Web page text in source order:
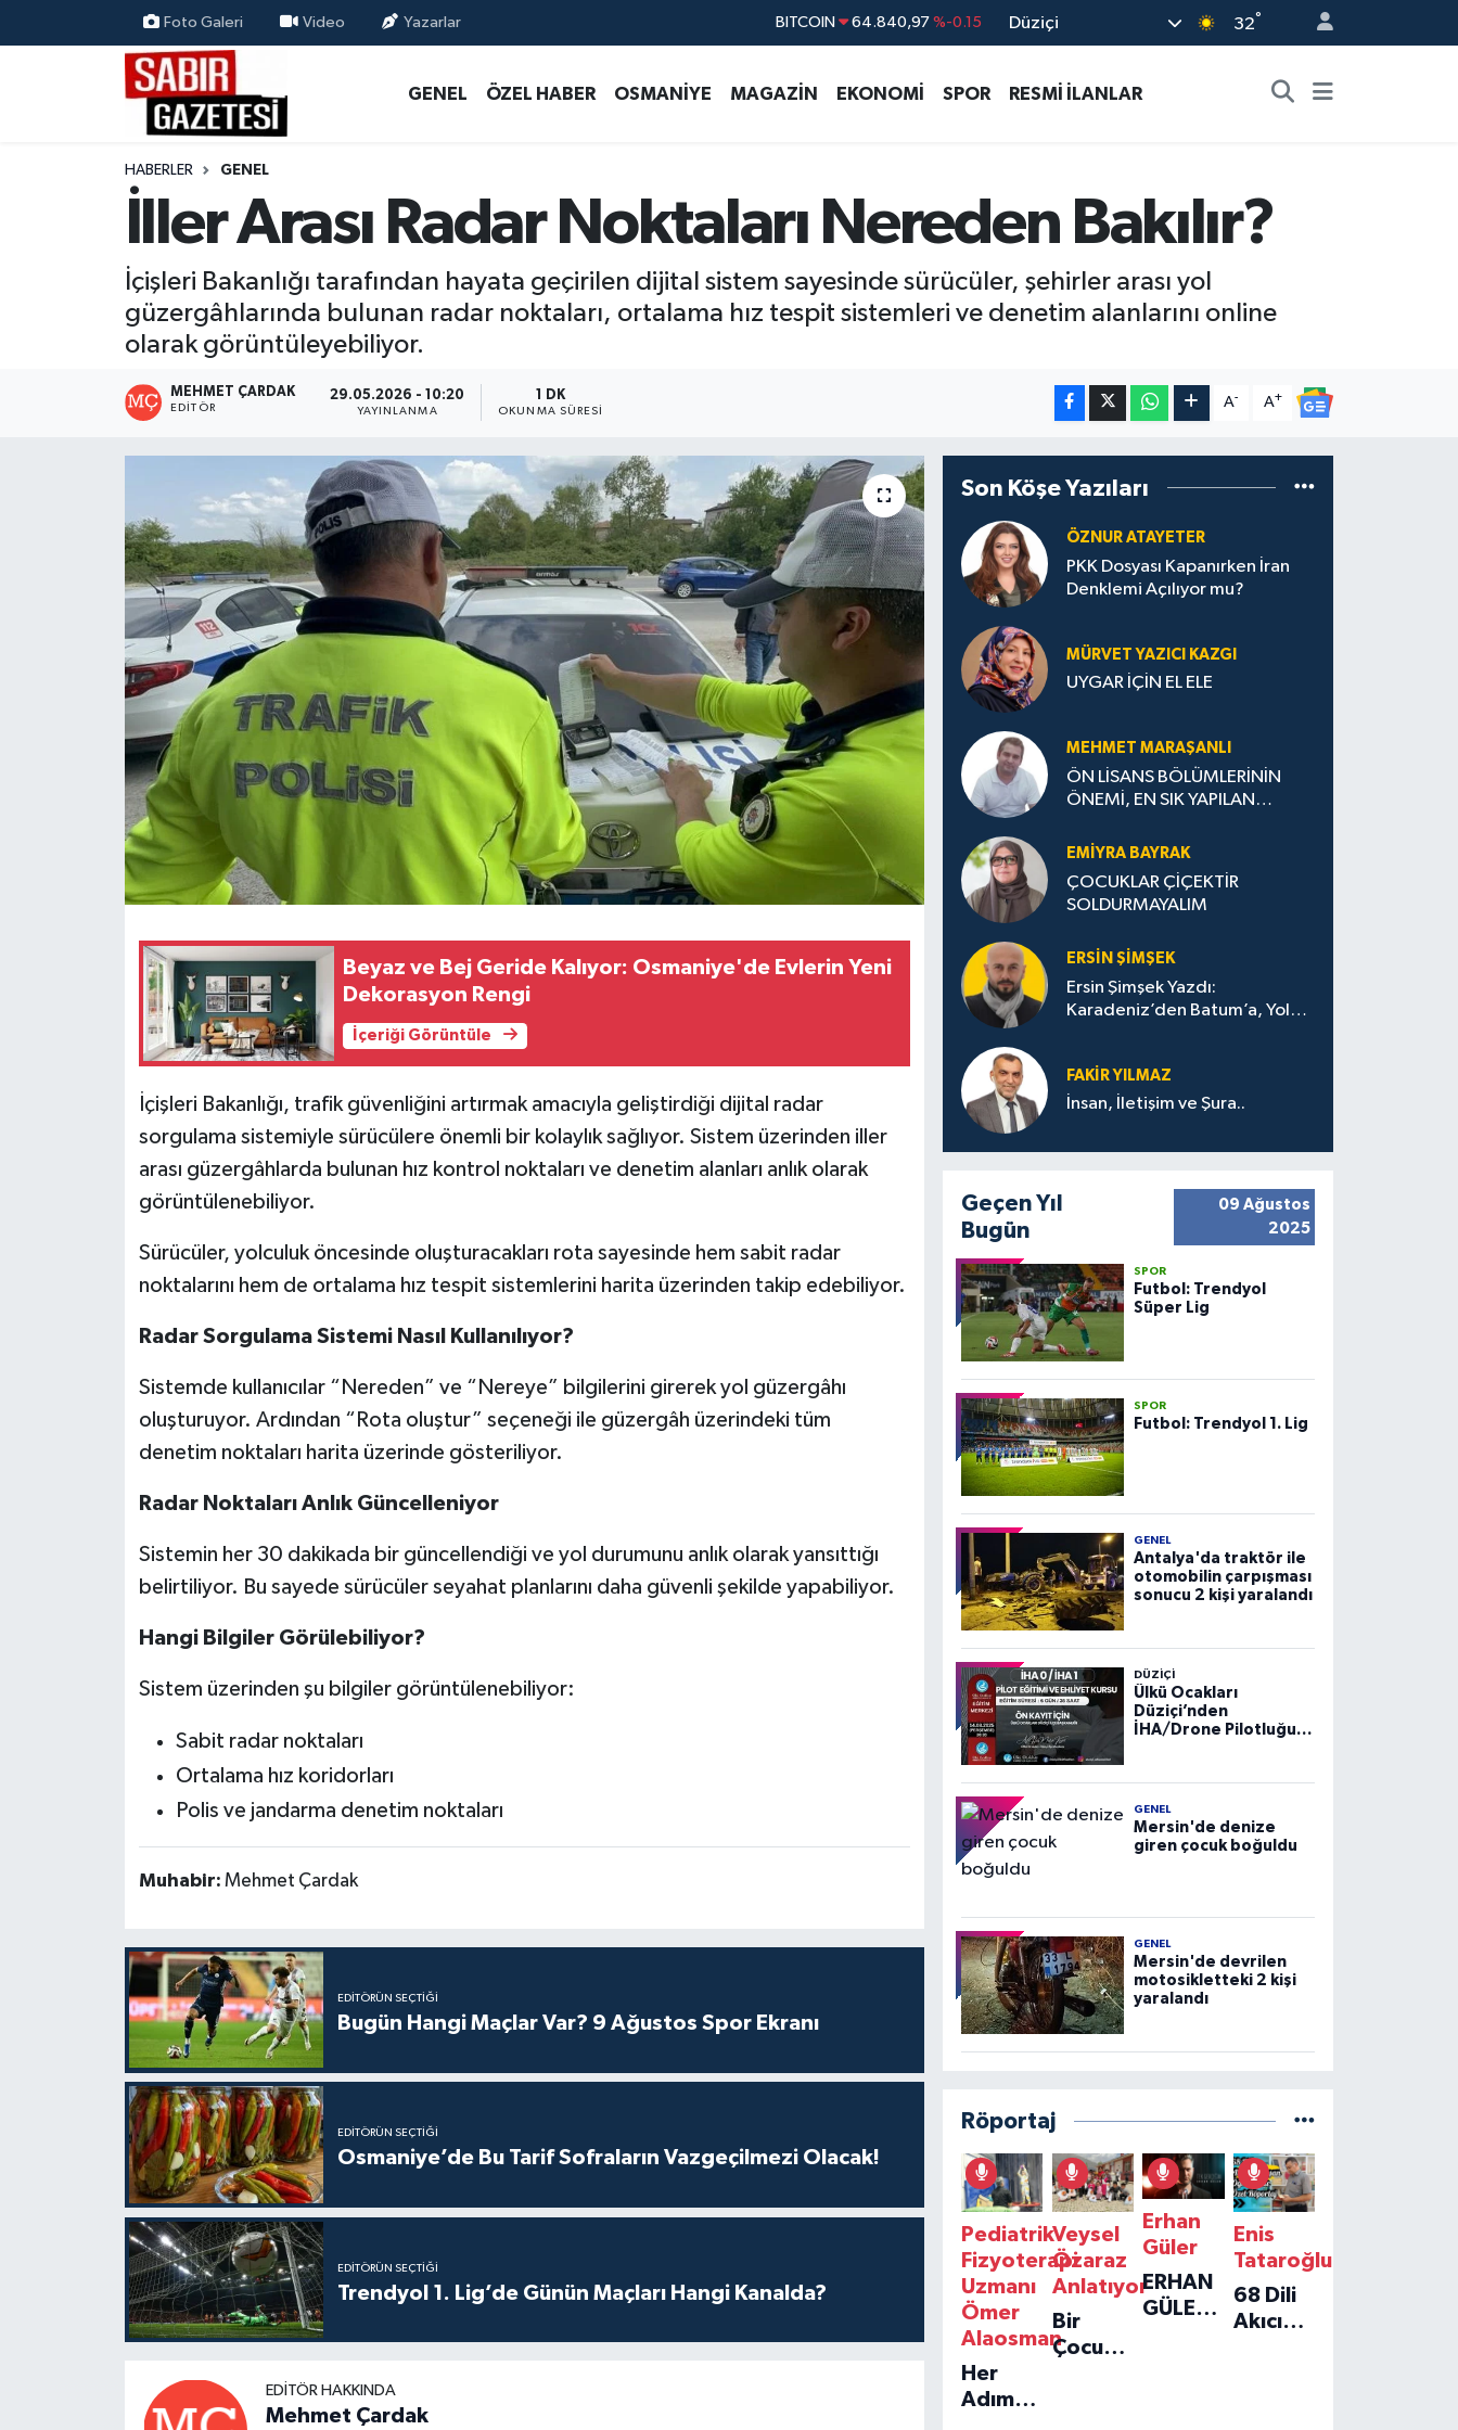
Foto Galeri Video Yazarlar DOLAR 47,7436 %0.18 Düziçi 32°
GENEL ÖZEL HABER OSMANİYE MAGAZİN EKONOMİ SPOR RESMİ İLANLAR
HABERLER GENEL
İller Arası Radar Noktaları Nereden Bakılır?
İçişleri Bakanlığı tarafından hayata geçirilen dijital sistem sayesinde sürücüler, şehirler arası yol
güzergâhlarında bulunan radar noktaları, ortalama hız tespit sistemleri ve denetim alanlarını online
olarak görüntüleyebiliyor.
MEHMET ÇARDAK
EDITÖR
29.05.2026 - 10:20
YAYINLANMA
1 DK
OKUNMA SÜRESI
A- A+
Beyaz ve Bej Geride Kalıyor: Osmaniye'de Evlerin Yeni
Dekorasyon Rengi
İçeriği Görüntüle
İçişleri Bakanlığı, trafik güvenliğini artırmak amacıyla geliştirdiği dijital radar
sorgulama sistemiyle sürücülere önemli bir kolaylık sağlıyor. Sistem üzerinden iller
arası güzergâhlarda bulunan hız kontrol noktaları ve denetim alanları anlık olarak
görüntülenebiliyor.
Sürücüler, yolculuk öncesinde oluşturacakları rota sayesinde hem sabit radar
noktalarını hem de ortalama hız tespit sistemlerini harita üzerinden takip edebiliyor.
Radar Sorgulama Sistemi Nasıl Kullanılıyor?
Sistemde kullanıcılar “Nereden” ve “Nereye” bilgilerini girerek yol güzergâhı
oluşturuyor. Ardından “Rota oluştur” seçeneği ile güzergâh üzerindeki tüm
denetim noktaları harita üzerinde gösteriliyor.
Radar Noktaları Anlık Güncelleniyor
Sistemin her 30 dakikada bir güncellendiği ve yol durumunu anlık olarak yansıttığı
belirtiliyor. Bu sayede sürücüler seyahat planlarını daha güvenli şekilde yapabiliyor.
Hangi Bilgiler Görülebiliyor?
Sistem üzerinden şu bilgiler görüntülenebiliyor:
Sabit radar noktaları
Ortalama hız koridorları
Polis ve jandarma denetim noktaları
Muhabir: Mehmet Çardak
EDITÖRÜN SEÇTIĞI
Bugün Hangi Maçlar Var? 9 Ağustos Spor Ekranı
EDITÖRÜN SEÇTIĞI
Osmaniye’de Bu Tarif Sofraların Vazgeçilmezi Olacak!
EDITÖRÜN SEÇTIĞI
Trendyol 1. Lig’de Günün Maçları Hangi Kanalda?
EDITÖR HAKKINDA
Mehmet Çardak
Son Köşe Yazıları
ÖZNUR ATAYETER
PKK Dosyası Kapanırken İran
Denklemi Açılıyor mu?
MÜRVET YAZICI KAZGI
UYGAR İÇİN EL ELE
MEHMET MARAŞANLI
ÖN LİSANS BÖLÜMLERİNİN
ÖNEMİ, EN SIK YAPILAN
STRATEJİLERİ
EMIYRA BAYRAK
ÇOCUKLAR ÇİÇEKTİR
SOLDURMAYALIM
ERSIN ŞIMŞEK
Ersin Şimşek Yazdı:
Karadeniz’den Batum’a, Yolun
FAKIR YILMAZ
İnsan, İletişim ve Şura..
Geçen Yıl
Bugün
09 Ağustos
2025
SPOR
Futbol: Trendyol
Süper Lig
SPOR
Futbol: Trendyol 1. Lig
GENEL
Antalya'da traktör ile
otomobilin çarpışması
sonucu 2 kişi yaralandı
DÜZIÇI
Ülkü Ocakları
Düziçi’nden
İHA/Drone Pilotluğu
GENEL
Mersin'de denize
giren çocuk boğuldu
GENEL
Mersin'de devrilen
motosikletteki 2 kişi
yaralandı
Röportaj
Pediatrik
Fizyoterapi
Uzmanı
Ömer
Alaosman
Her
Adım
Veysel
Özaraz
Anlatıyor
Bir
Çocuğun
Erhan
Güler
ERHAN
GÜLER'IN
Enis
Tataroğlu
68 Dili
Akıcı
ÖZEL HABER
OSMANİYE
MAGAZİN
EKONOMİ
RESMİ İLANLAR
Osmaniye Nöbetçi Eczaneler
Osmaniye Hava Durumu
Osmaniye Trafik Yoğunluk Haritası
Süper Lig Puan Durumu ve Fikstür
Tüm Manşetler
Son Dakika Haberleri
Haber Arşivi